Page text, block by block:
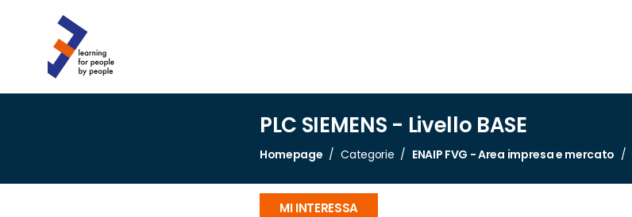
PLC SIEMENS - Livello BASE
Homepage Categorie ENAIP FVG - Area impresa e mercato
MI INTERESSA